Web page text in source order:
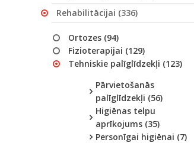
Rehabilitācijai (336)
Ortozes (94)
Fizioterapijai (129)
Tehniskie palīglīdzekļi (123)
Pārvietošanās
palīglīdzekļi (56)
Higiēnas telpu
aprīkojums (35)
Personīgai higiēnai (7)